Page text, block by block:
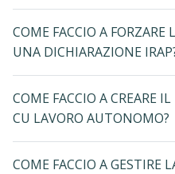
COME FACCIO A
UNA DICHIARAZIONE
COME FACCIO A CREARE
CU LAVORO AUTONOMO?
COME FACCIO A GESTIRE